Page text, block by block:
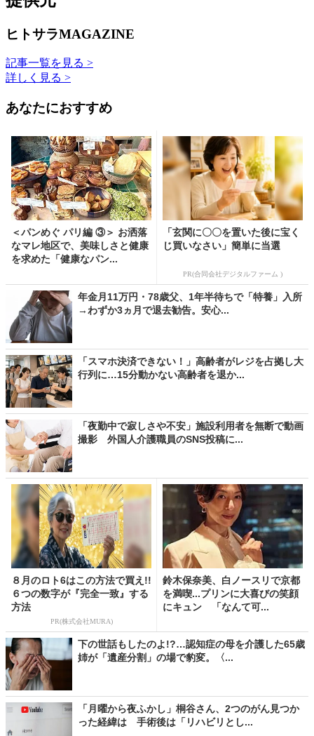
ヒトサラMAGAZINE
記事一覧を見る >
詳しく見る >
あなたにおすすめ
＜パンめぐ パリ編 ③＞ お洒落
なマレ地区で、美味しさと健康
を求めた「健康なパン...
「玄関に〇〇を置いた後に宝く
じ買いなさい」簡単に当選
PR(合同会社デジタルファーム )
年金月11万円・78歳父、1年半待ちで「特養」入所
→わずか3ヵ月で退去勧告。安心...
「スマホ決済できない！」高齢者がレジを占拠し大
行列に…15分動かない高齢者を退か...
「夜勤中で寂しさや不安」施設利用者を無断で動画
撮影 外国人介護職員のSNS投稿に...
８月のロト6はこの方法で買え!!
６つの数字が『完全一致』する
方法
PR(株式会社MURA)
鈴木保奈美、白ノースリで京都
を満喫...プリンに大喜びの笑顔
にキュン 「なんて可...
下の世話もしたのよ!?…認知症の母を介護した65歳
姉が「遺産分割」の場で豹変。〈...
「月曜から夜ふかし」桐谷さん、2つのがん見つか
った経緯は 手術後は「リハビリとし...